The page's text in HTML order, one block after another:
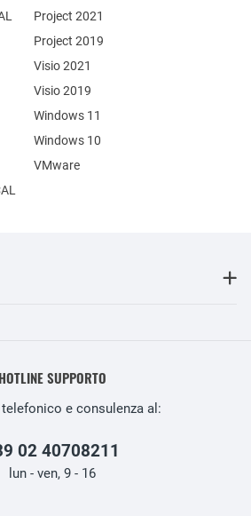
Project 2021
Project 2019
Visio 2021
Visio 2019
Windows 11
Windows 10
VMware
HOTLINE SUPPORTO
e consulenza al:
02 40708211
lun - ven, 9 - 16